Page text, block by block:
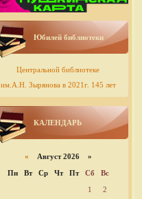
Юбилей библиотеки
Центральной библиотеке
им.А.Н. Зырянова в 2021г. 145 лет
КАЛЕНДАРЬ
« Август 2026 »
Пн
Вт Ср Чт Пт Сб
Вс
1
2